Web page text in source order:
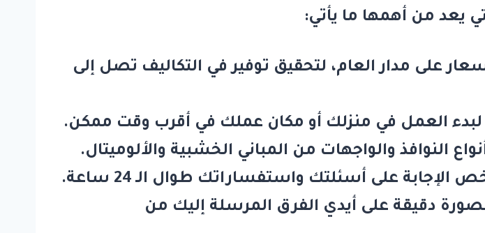
يعد من أهمها ما يأتي:
على مدار العام، لتحقيق توفير في التكاليف تصل إلى
لبدء العمل في منزلك أو مكان عملك في أقرب وقت ممكن.
النوافذ والواجهات من المباني الخشبية والألوميتال.
على أسئلتك واستفساراتك طوال الـ 24 ساعة.
دقيقة على أيدي الفرق المرسلة إليك من